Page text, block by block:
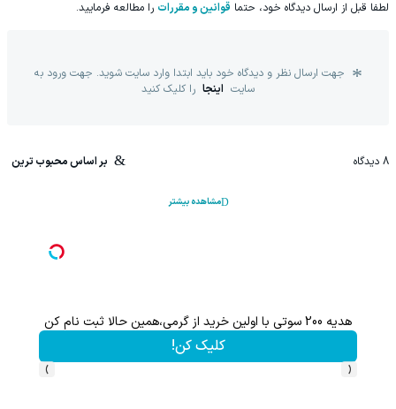
لطفا قبل از ارسال دیدگاه خود، حتما قوانین و مقررات را مطالعه فرمایید.
جهت ارسال نظر و دیدگاه خود باید ابتدا وارد سایت شوید. جهت ورود به
سایت اینجا را کلیک کنید
8 دیدگاه بر اساس محبوب ترین
مشاهده بیشتر
هدیه 200 سوتی با اولین خرید از گرمی،همین حالا ثبت نام کن
کلیک کن!
‹
›